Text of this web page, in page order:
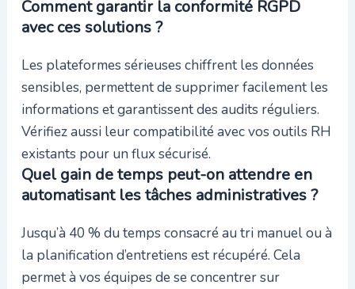
Comment garantir la conformité RGPD
avec ces solutions ?
Les plateformes sérieuses chiffrent les données
sensibles, permettent de supprimer facilement les
informations et garantissent des audits réguliers.
Vérifiez aussi leur compatibilité avec vos outils RH
existants pour un flux sécurisé.
Quel gain de temps peut-on attendre en
automatisant les tâches administratives ?
Jusqu’à 40 % du temps consacré au tri manuel ou à
la planification d’entretiens est récupéré. Cela
permet à vos équipes de se concentrer sur